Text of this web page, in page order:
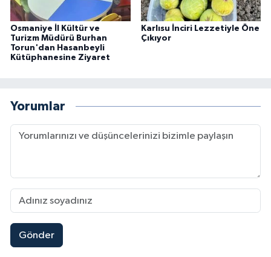
Osmaniye İl Kültür ve
Turizm Müdürü Burhan
Torun'dan Hasanbeyli
Kütüphanesine Ziyaret
Karlısu İnciri Lezzetiyle Öne
Çıkıyor
Yorumlar
Gönder